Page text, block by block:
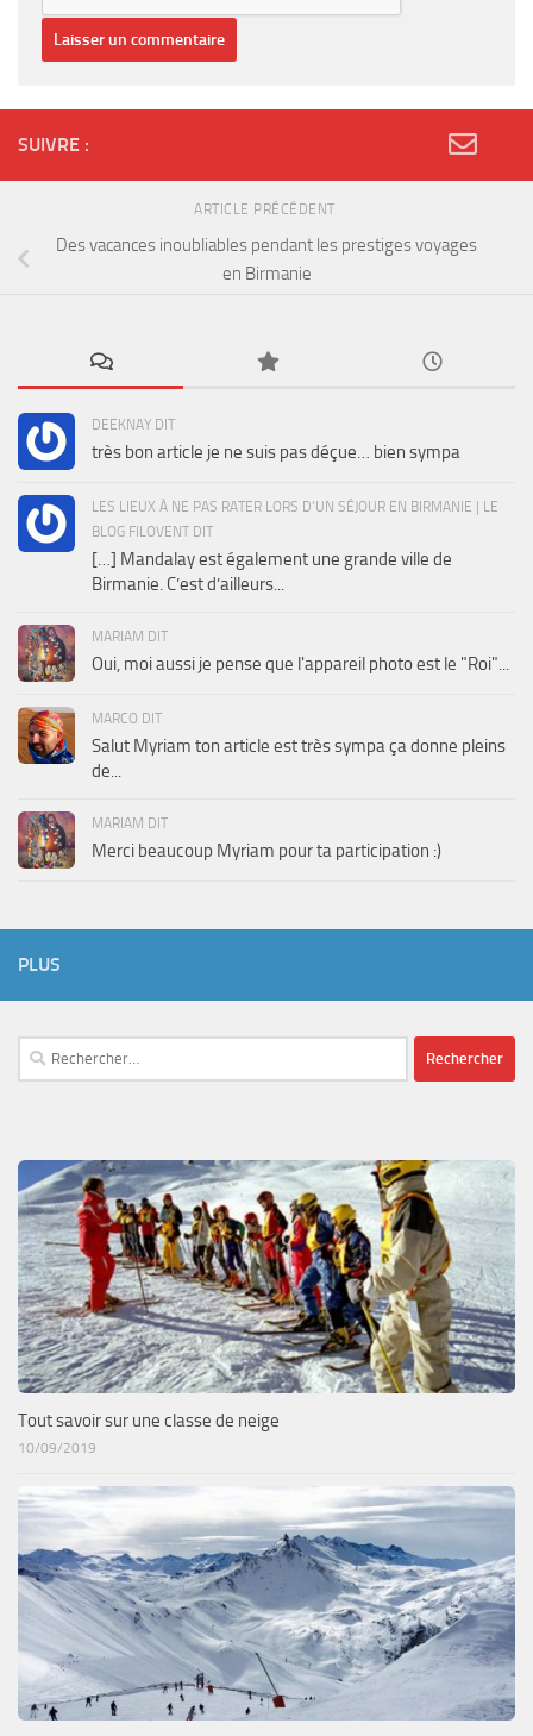
SUIVRE :
ARTICLE PRÉCÉDENT
Des vacances inoubliables pendant les prestiges voyages
en Birmanie
DEEKNAY DIT
très bon article je ne suis pas déçue… bien sympa
LES LIEUX À NE PAS RATER LORS D’UN SÉJOUR EN BIRMANIE | LE
BLOG FILOVENT DIT
[…] Mandalay est également une grande ville de
Birmanie. C’est d’ailleurs...
MARIAM DIT
Oui, moi aussi je pense que l'appareil photo est le "Roi"...
MARCO DIT
Salut Myriam ton article est très sympa ça donne pleins
de...
MARIAM DIT
Merci beaucoup Myriam pour ta participation :)
PLUS
Rechercher :
Tout savoir sur une classe de neige
10/09/2019